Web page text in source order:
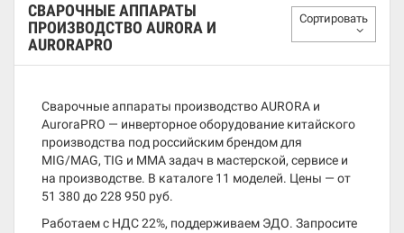
СВАРОЧНЫЕ АППАРАТЫ
ПРОИЗВОДСТВО AURORA И
AURORAPRO
Сортировать
Сварочные аппараты производство AURORA и
AuroraPRO — инверторное оборудование китайского
производства под российским брендом для
MIG/MAG, TIG и MMA задач в мастерской, сервисе и
на производстве. В каталоге 11 моделей. Цены — от
51 380 до 228 950 руб.
Работаем с НДС 22%, поддерживаем ЭДО. Запросите